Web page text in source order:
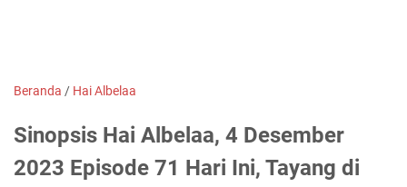
Beranda / Hai Albelaa
Sinopsis Hai Albelaa, 4 Desember
2023 Episode 71 Hari Ini, Tayang di